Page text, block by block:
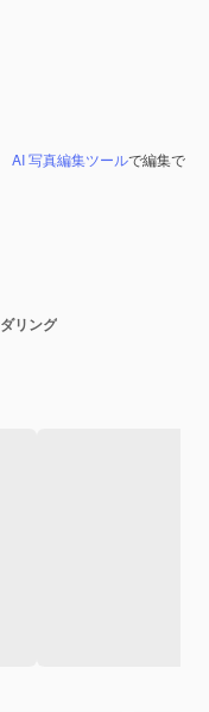
AI 写真編集ツールで編集で
リング